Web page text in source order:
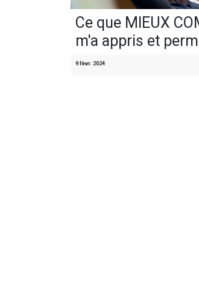
Ce que MIEUX
m'a appris et
9 févr. 2024